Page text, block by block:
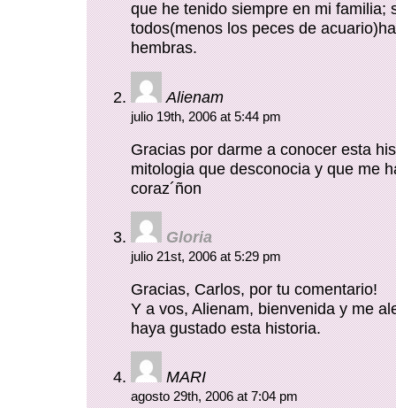
que he tenido siempre en mi familia;
todos(menos los peces de
hembras.
Alienam
julio 19th, 2006 at 5:44 pm
Gracias por darme a conocer esta
mitologia que desconocia y que me
coraz´ñon
Gloria
julio 21st, 2006 at 5:29 pm
Gracias, Carlos, por tu comentario!
Y a vos, Alienam, bienvenida y me
haya gustado esta historia.
MARI
agosto 29th, 2006 at 7:04 pm